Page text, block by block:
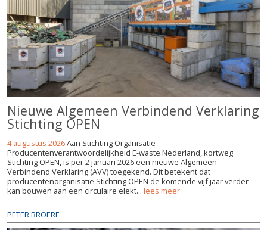
Nieuwe Algemeen Verbindend Verklaring
Stichting OPEN
4 augustus 2026Aan Stichting Organisatie
Producentenverantwoordelijkheid E-waste Nederland, kortweg
Stichting OPEN, is per 2 januari 2026 een nieuwe Algemeen
Verbindend Verklaring (AVV) toegekend. Dit betekent dat
producentenorganisatie Stichting OPEN de komende vijf jaar verder
kan bouwen aan een circulaire elekt... lees meer
PETER BROERE